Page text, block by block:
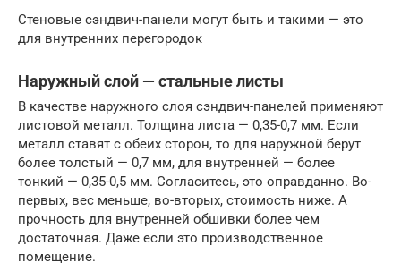
Стеновые сэндвич-панели могут быть и такими — это
для внутренних перегородок
Наружный слой — стальные листы
В качестве наружного слоя сэндвич-панелей применяют
листовой металл. Толщина листа — 0,35-0,7 мм. Если
металл ставят с обеих сторон, то для наружной берут
более толстый — 0,7 мм, для внутренней — более
тонкий — 0,35-0,5 мм. Согласитесь, это оправданно. Во-
первых, вес меньше, во-вторых, стоимость ниже. А
прочность для внутренней обшивки более чем
достаточная. Даже если это производственное
помещение.